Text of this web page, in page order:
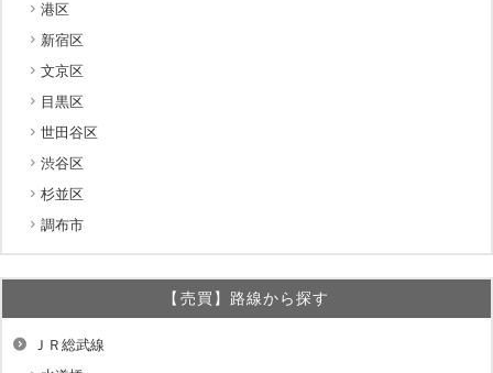
港区
新宿区
文京区
目黒区
世田谷区
渋谷区
杉並区
調布市
【売買】路線から探す
ＪＲ総武線